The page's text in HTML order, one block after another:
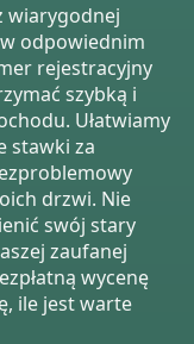
wiarygodnej
odpowiednim
rejestracyjny
szybką i
Ułatwiamy
stawki za
drzwi. Nie
swój stary
zaufanej
wycenę
ile jest warte